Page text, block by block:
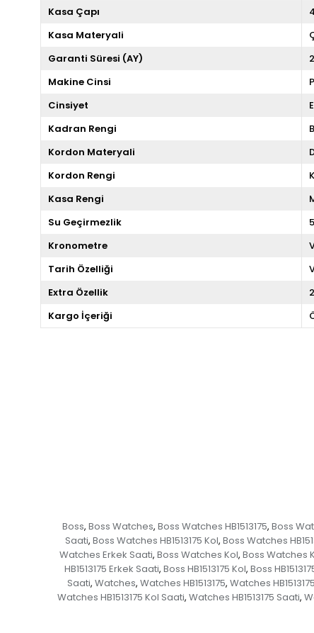
Kasa Çapı
Kasa Materyali
Garanti Süresi (AY)
Makine Cinsi
Cinsiyet
Kadran Rengi
Kordon Materyali
Kordon Rengi
Kasa Rengi
Su Geçirmezlik
Kronometre
Tarih Özelliği
Extra Özellik
Kargo İçeriği
Boss, Boss Watches, Boss Watches HB1513175, Boss
Saati, Boss Watches HB1513175 Kol, Boss Watches
Watches Erkek Saati, Boss Watches Kol, Boss Watches
HB1513175 Erkek Saati, Boss HB1513175 Kol, Boss
Saati, Watches, Watches HB1513175, Watches
Watches HB1513175 Kol Saati, Watches HB1513175 Saati,